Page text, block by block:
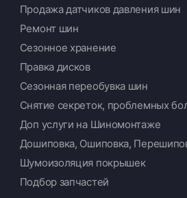
Продажа датчиков давления шин
Ремонт шин
Сезонное хранение
Правка дисков
Сезонная переобувка шин
Снятие секреток, проблемных
Доп услуги на Шиномонтаже
Дошиповка, Ошиповка,
Шумоизоляция покрышек
Подбор запчастей